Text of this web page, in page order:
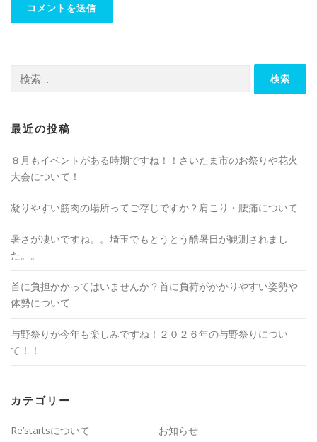
索:
最近の投稿
８月もイベントがある時期ですね！！さいたま市のお祭りや花火
大会について！
凝りやすい筋肉の場所ってご存じですか？肩こり・腰痛について
暑さが凄いですね。。埼玉でもとうとう酷暑日が観測されまし
た。。
首に負担かかってはいませんか？首に負荷がかかりやすい姿勢や
体勢について
与野祭りが今年も楽しみですね！２０２６年の与野祭りについ
て！！
カテゴリー
Re’startsについて お知らせ